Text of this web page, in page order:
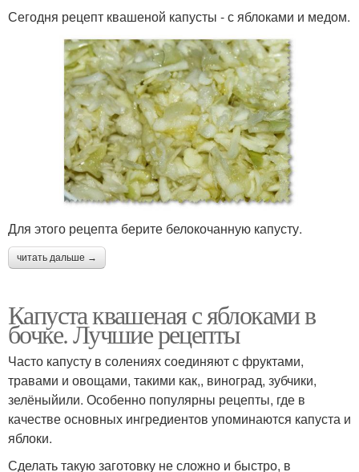
Сегодня рецепт квашеной капусты - с яблоками и медом.
Для этого рецепта берите белокочанную капусту.
читать дальше →
Капуста квашеная с яблоками в
бочке. Лучшие рецепты
Часто капусту в солениях соединяют с фруктами,
травами и овощами, такими как,, виноград, зубчики,
зелёныйили. Особенно популярны рецепты, где в
качестве основных ингредиентов упоминаются капуста и
яблоки.
Сделать такую заготовку не сложно и быстро, в